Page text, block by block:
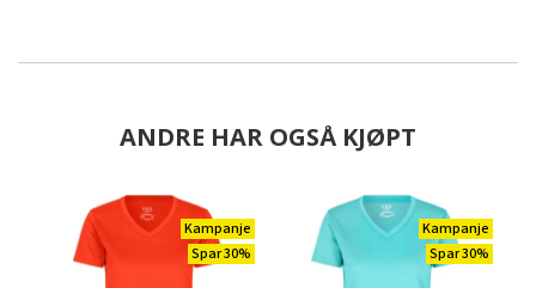
ANDRE HAR OGSÅ KJØPT
Kampanje
Spar 30%
Kampanje
Spar 30%